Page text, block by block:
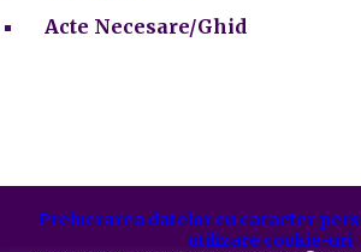
Acte Necesare/Ghid
Prelucrarea datelor cu caracter
utilizare cookie-uri